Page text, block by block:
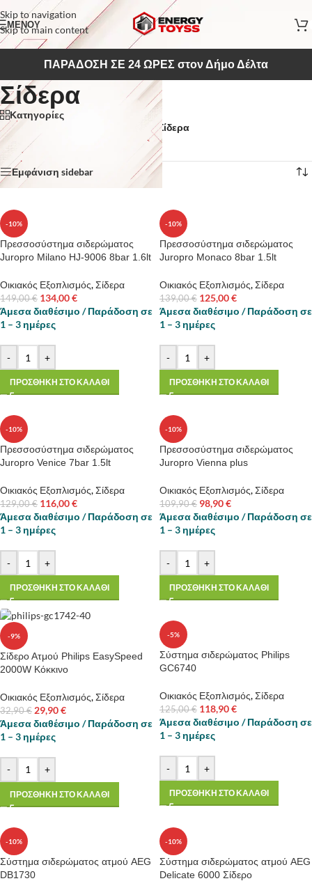
Skip to navigation
Skip to main content
ΜΕΝΟΥ
ΠΑΡΑΔΟΣΗ ΣΕ 24 ΩΡΕΣ στον Δήμο Δέλτα
Σίδερα
Κατηγορίες
Αρχική σελίδα
Οικιακός Εξοπλισμός/Σίδερα
Προβάλλονται όλα - 12 αποτελέσματα
Εμφάνιση sidebar
-10%
Πρεσσοσύστημα σιδερώματος
Juropro Milano HJ-9006 8bar 1.6lt
Οικιακός Εξοπλισμός,Σίδερα
149,00€ 134,00€
Άμεσα διαθέσιμο / Παράδοση σε
1 – 3 ημέρες
- +
ΠΡΟΣΘΗΚΗ ΣΤΟ ΚΑΛΑΘΙ
-10%
Πρεσσοσύστημα σιδερώματος
Juropro Monaco 8bar 1.5lt
Οικιακός Εξοπλισμός,Σίδερα
139,00€ 125,00€
Άμεσα διαθέσιμο / Παράδοση σε
1 – 3 ημέρες
- +
ΠΡΟΣΘΗΚΗ ΣΤΟ ΚΑΛΑΘΙ
-10%
Πρεσσοσύστημα σιδερώματος
Juropro Venice 7bar 1.5lt
Οικιακός Εξοπλισμός,Σίδερα
129,00€ 116,00€
Άμεσα διαθέσιμο / Παράδοση σε
1 – 3 ημέρες
- +
ΠΡΟΣΘΗΚΗ ΣΤΟ ΚΑΛΑΘΙ
-10%
Πρεσσοσύστημα σιδερώματος
Juropro Vienna plus
Οικιακός Εξοπλισμός,Σίδερα
109,90€ 98,90€
Άμεσα διαθέσιμο / Παράδοση σε
1 – 3 ημέρες
- +
ΠΡΟΣΘΗΚΗ ΣΤΟ ΚΑΛΑΘΙ
-9%
Σίδερο Ατμού Philips EasySpeed
2000W Κόκκινo
Οικιακός Εξοπλισμός,Σίδερα
32,90€ 29,90€
Άμεσα διαθέσιμο / Παράδοση σε
1 – 3 ημέρες
- +
ΠΡΟΣΘΗΚΗ ΣΤΟ ΚΑΛΑΘΙ
-5%
Σύστημα σιδερώματος Philips
GC6740
Οικιακός Εξοπλισμός,Σίδερα
125,00€ 118,90€
Άμεσα διαθέσιμο / Παράδοση σε
1 – 3 ημέρες
- +
ΠΡΟΣΘΗΚΗ ΣΤΟ ΚΑΛΑΘΙ
-10%
Σύστημα σιδερώματος ατμού AEG
DB1730
-10%
Σύστημα σιδερώματος ατμού AEG
Delicate 6000 Σίδερο